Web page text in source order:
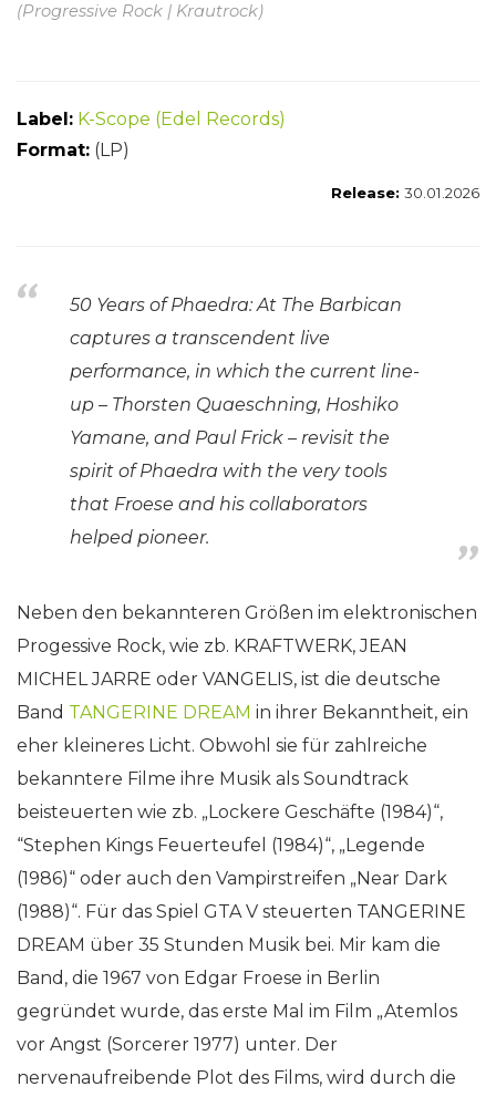
(Progressive Rock | Krautrock)
Label: K-Scope (Edel Records)
Format: (LP)
Release: 30.01.2026
50 Years of Phaedra: At The Barbican
captures a transcendent live
performance, in which the current line-
up – Thorsten Quaeschning, Hoshiko
Yamane, and Paul Frick – revisit the
spirit of Phaedra with the very tools
that Froese and his collaborators
helped pioneer.
Neben den bekannteren Größen im elektronischen
Progessive Rock, wie zb. KRAFTWERK, JEAN
MICHEL JARRE oder VANGELIS, ist die deutsche
Band TANGERINE DREAM in ihrer Bekanntheit, ein
eher kleineres Licht. Obwohl sie für zahlreiche
bekanntere Filme ihre Musik als Soundtrack
beisteuerten wie zb. „Lockere Geschäfte (1984)“,
“Stephen Kings Feuerteufel (1984)“, „Legende
(1986)“ oder auch den Vampirstreifen „Near Dark
(1988)“. Für das Spiel GTA V steuerten TANGERINE
DREAM über 35 Stunden Musik bei. Mir kam die
Band, die 1967 von Edgar Froese in Berlin
gegründet wurde, das erste Mal im Film „Atemlos
vor Angst (Sorcerer 1977) unter. Der
nervenaufreibende Plot des Films, wird durch die